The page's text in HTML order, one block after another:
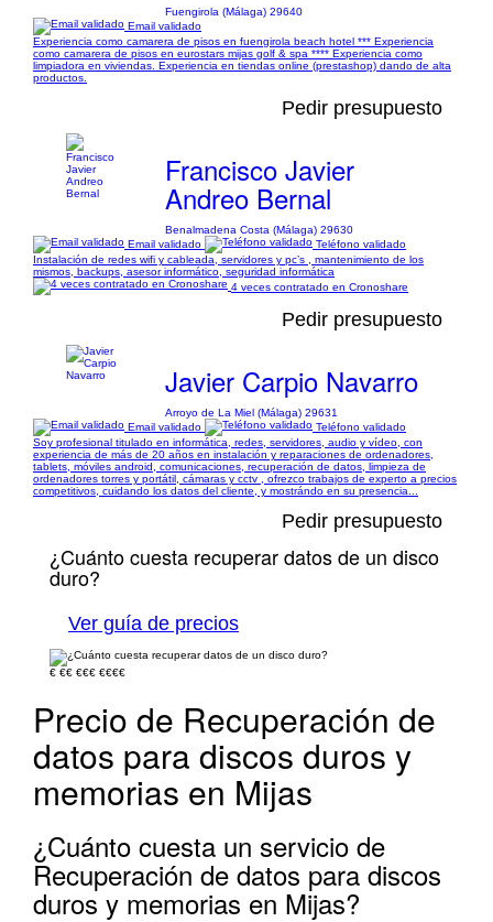
Fuengirola (Málaga) 29640
Email validado
Experiencia como camarera de pisos en fuengirola beach hotel *** Experiencia
como camarera de pisos en eurostars mijas golf & spa **** Experiencia como
limpiadora en viviendas. Experiencia en tiendas online (prestashop) dando de alta
productos.
Pedir presupuesto
Francisco Javier
Andreo Bernal
Benalmadena Costa (Málaga) 29630
Email validado
Teléfono validado
Instalación de redes wifi y cableada, servidores y pc’s , mantenimiento de los
mismos, backups, asesor informático, seguridad informática
4 veces contratado en Cronoshare
Pedir presupuesto
Javier Carpio Navarro
Arroyo de La Miel (Málaga) 29631
Email validado
Teléfono validado
Soy profesional titulado en informática, redes, servidores, audio y vídeo, con
experiencia de más de 20 años en instalación y reparaciones de ordenadores,
tablets, móviles android, comunicaciones, recuperación de datos, limpieza de
ordenadores torres y portátil, cámaras y cctv , ofrezco trabajos de experto a precios
competitivos, cuidando los datos del cliente, y mostrándo en su presencia...
Pedir presupuesto
¿Cuánto cuesta recuperar datos de un disco
duro?
Ver guía de precios
€ €€ €€€ €€€€
Precio de Recuperación de
datos para discos duros y
memorias en Mijas
¿Cuánto cuesta un servicio de
Recuperación de datos para discos
duros y memorias en Mijas?